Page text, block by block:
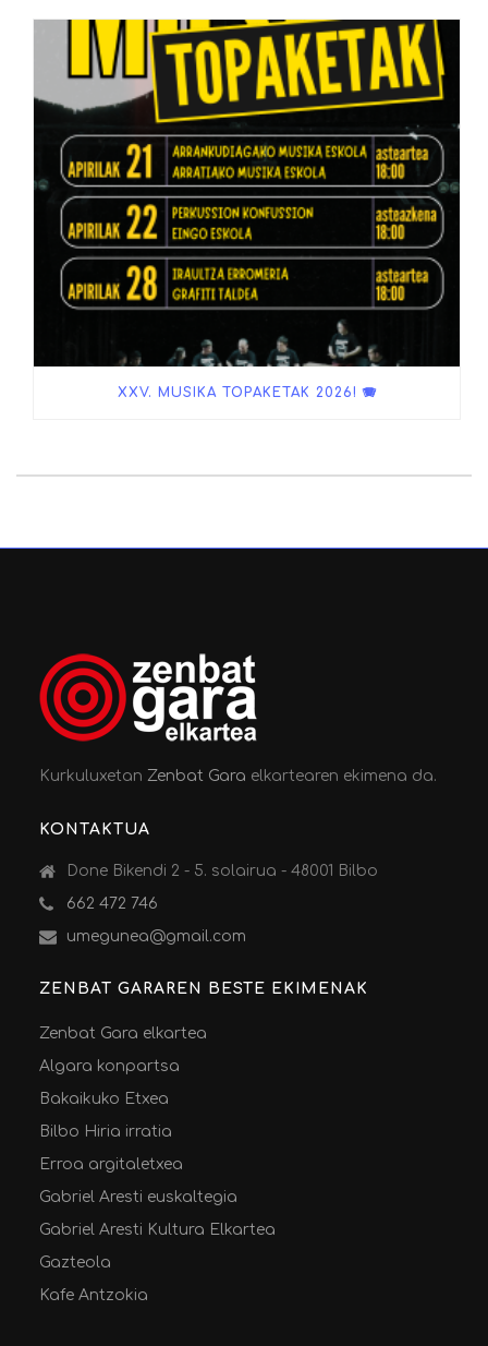
XXV. MUSIKA TOPAKETAK 2026! 🪗
KurkuluxetanZenbat Gara elkartearen ekimena da.
KONTAKTUA
Done Bikendi 2 - 5. solairua - 48001 Bilbo
662 472 746
umegunea@gmail.com
ZENBAT GARAREN BESTE EKIMENAK
Zenbat Gara elkartea
Algara konpartsa
Bakaikuko Etxea
Bilbo Hiria irratia
Erroa argitaletxea
Gabriel Aresti euskaltegia
Gabriel Aresti Kultura Elkartea
Gazteola
Kafe Antzokia